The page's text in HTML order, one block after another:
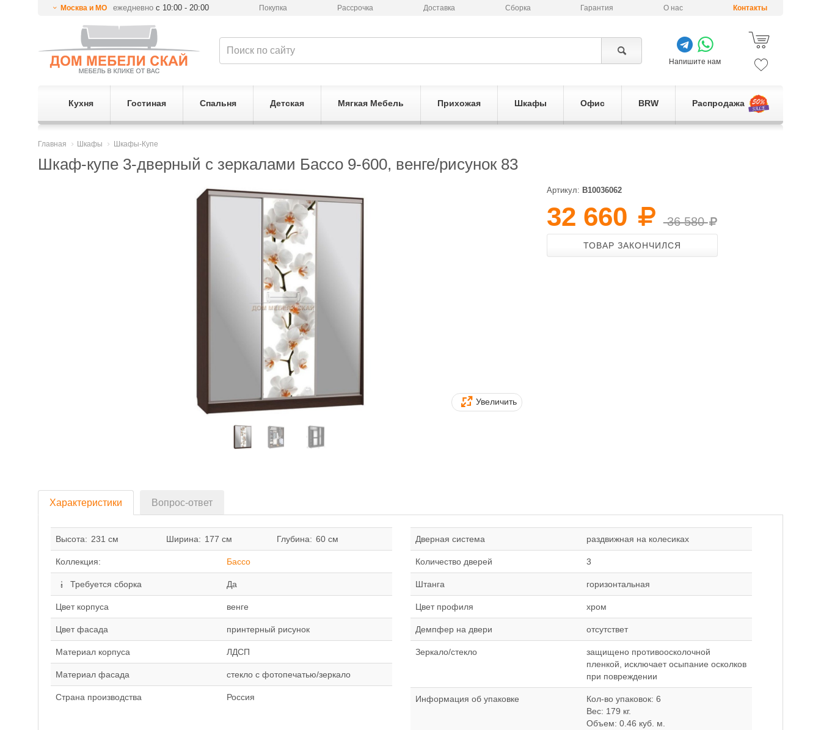
Москва и МО ежедневнос 10:00 - 20:00 Покупка Рассрочка Доставка Сборка Гарантия О нас Контакты
Напишите нам
Кухня Гостиная Спальня Детская Мягкая Мебель Прихожая Шкафы Офис BRW Распродажа
Главная Шкафы Шкафы-Купе
Шкаф-купе 3-дверный с зеркалами Бассо 9-600, венге/рисунок 83
Увеличить
Артикул: B10036062
32 660 36 580
ТОВАР ЗАКОНЧИЛСЯ
Характеристики Вопрос-ответ
Высота: 231 см Ширина: 177 см Глубина: 60 см
Коллекция: Бассо
Требуется сборка Да
Цвет корпуса венге
Цвет фасада принтерный рисунок
Материал корпуса ЛДСП
Материал фасада стекло с фотопечатью/зеркало
Страна производства Россия
Дверная система раздвижная на колесиках
Количество дверей 3
Штанга горизонтальная
Цвет профиля хром
Демпфер на двери отсутствет
Зеркало/стекло
защищено противоосколочной
пленкой, исключает осыпание осколков
при повреждении
Информация об упаковке
Кол-во упаковок: 6
Вес: 179 кг.
Объем: 0.46 куб. м.